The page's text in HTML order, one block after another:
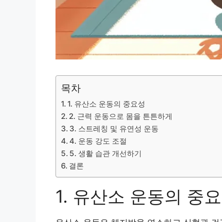
목차
1. 유산소 운동의 중요성
2. 근력 운동으로 몸을 튼튼하게
3. 스트레칭 및 유연성 운동
4. 운동 강도 조절
5. 생활 습관 개선하기
결론
1. 유산소 운동의 중